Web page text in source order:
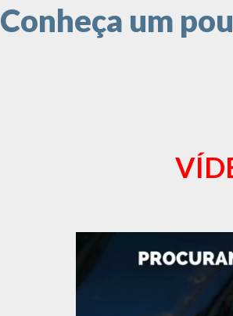
Conheça um